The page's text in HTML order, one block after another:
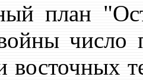
план
число
восточных